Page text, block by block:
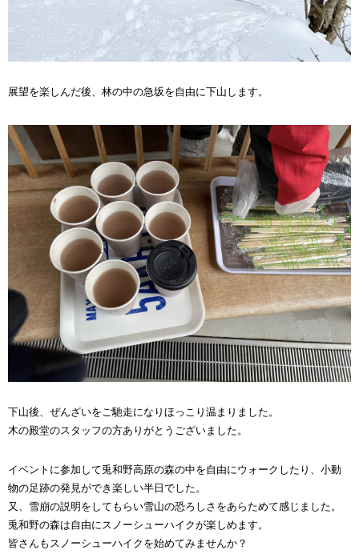
展望を楽しんだ後、林の中の急坂を自由に下山します。
下山後、ぜんざいをご馳走になりほっこり温まりました。
木の殿堂のスタッフの方ありがとうございました。
イベントに参加して兎和野高原の森の中を自由にウォークしたり、小動
物の足跡の発見ができ楽しい半日でした。
又、雪崩の説明をしてもらい雪山の恐ろしさをあらためて感じました。
兎和野の森は自由にスノーシューハイクが楽しめます。
皆さんもスノーシューハイクを始めてみませんか？